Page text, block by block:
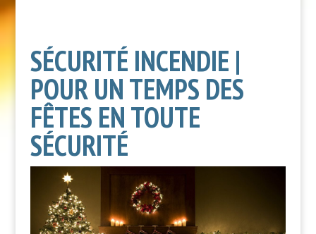
SÉCURITÉ INCENDIE |
POUR UN TEMPS DES
FÊTES EN TOUTE
SÉCURITÉ